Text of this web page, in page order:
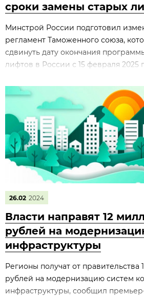
сроки замены старых
Минстрой России подготовил
регламент Таможенного союза,
сдвинуть дату окончания
лифтов в России с 15 февраля 2025
26.02 2024
Власти направят 12
рублей на
инфраструктуры
Регионы получат от правительства
рублей на модернизацию систем
инфраструктуры, сообщил